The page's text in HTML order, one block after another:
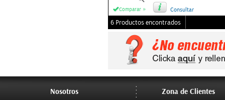
Comparar » Consultar
6 Productos encontrados
Nosotros Zona de Clientes